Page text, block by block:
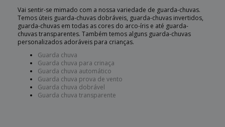
Vai sentir-se mimado com a nossa variedade de guarda-chuvas.
Temos úteis guarda-chuvas dobráveis, guarda-chuvas invertidos,
guarda-chuvas em todas as cores do arco-íris e até guarda-
chuvas transparentes. Também temos alguns guarda-chuvas
personalizados adoráveis para crianças.
Guarda chuva
Guarda chuva para crinaça
Guarda chuva automático
Guarda chuva prova de vento
Guarda chuva dobrável
Guarda chuva transparente